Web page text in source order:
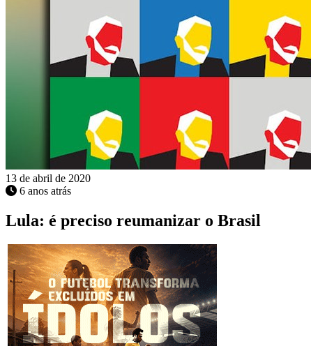
13 de abril de 2020
6 anos atrás
Lula: é preciso reumanizar o Brasil